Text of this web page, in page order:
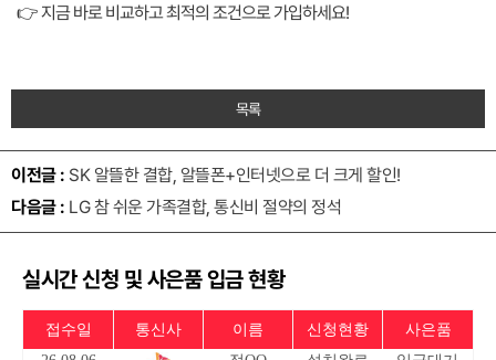
👉 지금 바로 비교하고 최적의 조건으로 가입하세요!
목록
이전글 : SK 알뜰한 결합, 알뜰폰+인터넷으로 더 크게 할인!
다음글 : LG 참 쉬운 가족결합, 통신비 절약의 정석
실시간 신청 및 사은품 입금 현황